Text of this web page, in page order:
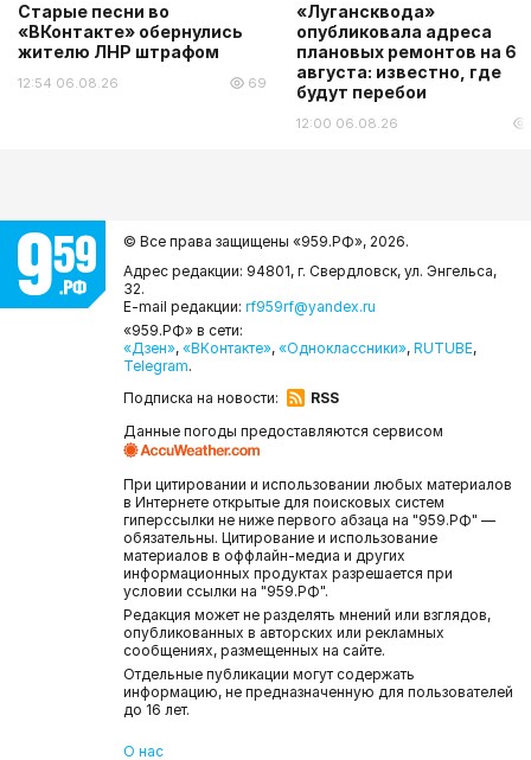
Старые песни во
«ВКонтакте» обернулись
жителю ЛНР штрафом
12:54 06.08.26 69
«Лугансквода»
опубликовала адреса
плановых ремонтов на 6
августа: известно, где
будут перебои
12:00 06.08.26
© Все права защищены «959.РФ», 2026.
Адрес редакции: 94801, г. Свердловск, ул. Энгельса,
32.
E-mail редакции: rf959rf@yandex.ru
«959.РФ» в сети:
«Дзен», «ВКонтакте», «Одноклассники», RUTUBE,
Telegram.
Подписка на новости:
RSS
Данные погоды предоставляются сервисом
При цитировании и использовании любых материалов
в Интернете открытые для поисковых систем
гиперссылки не ниже первого абзаца на "959.РФ" —
обязательны. Цитирование и использование
материалов в оффлайн-медиа и других
информационных продуктах разрешается при
условии ссылки на "959.РФ".
Редакция может не разделять мнений или взглядов,
опубликованных в авторских или рекламных
сообщениях, размещенных на сайте.
Отдельные публикации могут содержать
информацию, не предназначенную для пользователей
до 16 лет.
О нас